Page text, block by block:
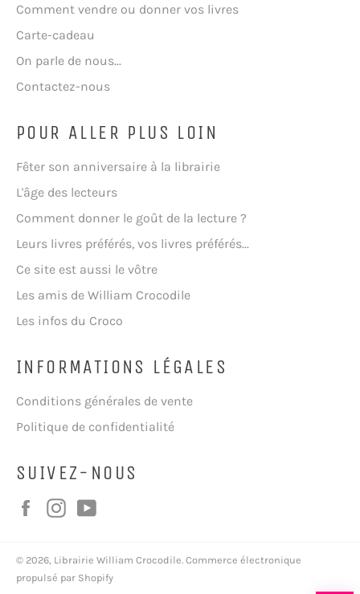
Comment vendre ou donner vos livres
Carte-cadeau
On parle de nous...
Contactez-nous
POUR ALLER PLUS LOIN
Fêter son anniversaire à la librairie
L'âge des lecteurs
Comment donner le goût de la lecture ?
Leurs livres préférés, vos livres préférés...
Ce site est aussi le vôtre
Les amis de William Crocodile
Les infos du Croco
INFORMATIONS LÉGALES
Conditions générales de vente
Politique de confidentialité
SUIVEZ-NOUS
FacebookInstagram
© 2026, Librairie William Crocodile. Commerce électronique
propulsé par Shopify